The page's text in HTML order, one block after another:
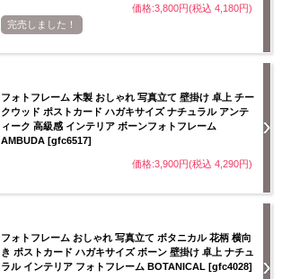
価格:3,800円(税込 4,180円)
完売しました！
フォトフレーム 木製 おしゃれ 写真立て 壁掛け 卓上 チー
クウッド ポストカード ハガキサイズ ナチュラル アンテ
ィーク 高級感 インテリア ボーンフォトフレーム
AMBUDA [gfc6517]
価格:3,900円(税込 4,290円)
フォトフレーム おしゃれ 写真立て ボタニカル 花柄 横向
き ポストカード ハガキサイズ ボーン 壁掛け 卓上 ナチュ
ラル インテリア フォトフレーム BOTANICAL [gfc4028]